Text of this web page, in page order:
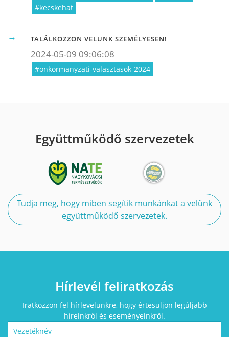
#kecskehat
TALÁLKOZZON VELÜNK SZEMÉLYESEN!
#onkormanyzati-valasztasok-2024
2024-05-09 09:06:08
Együttműködő szervezetek
Tudja meg, hogy miben segítik munkánkat a velünk
együttműködő szervezetek.
Hírlevél feliratkozás
Iratkozzon fel hírlevelünkre, hogy értesüljön legúljabb
híreinkről és eseményeinkről.